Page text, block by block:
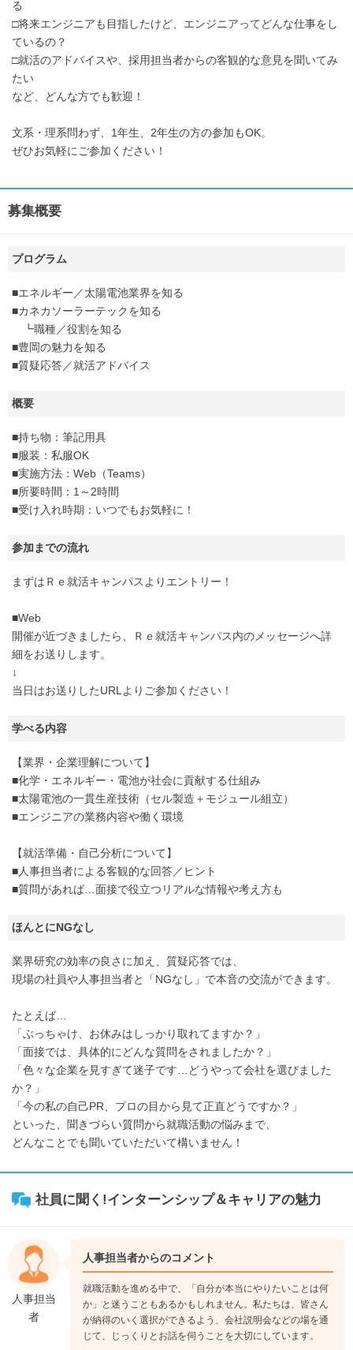
る
□将来エンジニアも目指したけど、エンジニアってどんな仕事をし
ているの？
□就活のアドバイスや、採用担当者からの客観的な意見を聞いてみ
たい
など、どんな方でも歓迎！
文系・理系問わず、1年生、2年生の方の参加もOK。
ぜひお気軽にご参加ください！
募集概要
プログラム
■エネルギー／太陽電池業界を知る
■カネカソーラーテックを知る
┗職種／役割を知る
■豊岡の魅力を知る
■質疑応答／就活アドバイス
概要
■持ち物：筆記用具
■服装：私服OK
■実施方法：Web（Teams）
■所要時間：1～2時間
■受け入れ時期：いつでもお気軽に！
参加までの流れ
まずはＲｅ就活キャンパスよりエントリー！
■Web
開催が近づきましたら、Ｒｅ就活キャンパス内のメッセージへ詳
細をお送りします。
↓
当日はお送りしたURLよりご参加ください！
学べる内容
【業界・企業理解について】
■化学・エネルギー・電池が社会に貢献する仕組み
■太陽電池の一貫生産技術（セル製造＋モジュール組立）
■エンジニアの業務内容や働く環境
【就活準備・自己分析について】
■人事担当者による客観的な回答／ヒント
■質問があれば…面接で役立つリアルな情報や考え方も
ほんとにNGなし
業界研究の効率の良さに加え、質疑応答では、
現場の社員や人事担当者と「NGなし」で本音の交流ができます。
たとえば…
「ぶっちゃけ、お休みはしっかり取れてますか？」
「面接では、具体的にどんな質問をされましたか？」
「色々な企業を見すぎて迷子です…どうやって会社を選びました
か？」
「今の私の自己PR、プロの目から見て正直どうですか？」
といった、聞きづらい質問から就職活動の悩みまで、
どんなことでも聞いていただいて構いません！
社員に聞く!インターンシップ＆キャリアの魅力
人事担当
者
人事担当者からのコメント
就職活動を進める中で、「自分が本当にやりたいことは何
か」と迷うこともあるかもしれません。私たちは、皆さん
が納得のいく選択ができるよう、会社説明会などの場を通
じて、じっくりとお話を伺うことを大切にしています。